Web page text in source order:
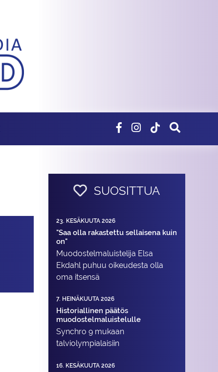
SUOSITTUA
23. KESÄKUUTA 2026
"Saa olla rakastettu sellaisena kuin
on"
Muodostelma­luistelija Elsa
Ekdahl puhuu oikeudesta olla
oma itsensä
7. HEINÄKUUTA 2026
Historiallinen päätös
muodostelmaluistelulle
Synchro 9 mukaan
talviolympialaisiin
16. KESÄKUUTA 2026